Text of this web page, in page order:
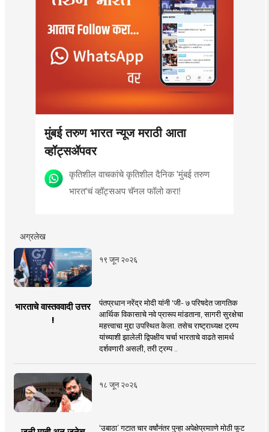
मुंबई तरुण भारत न्यूज मराठी आता
व्हॉट्सॲपवर
कृतिशील वाचकांचे कृतिशील दैनिक 'मुंबई तरुण
भारत'चं व्हॉट्सअप चॅनल फॉलो करा!
अग्रलेख
१९ जून २०२६
भारताचे वास्तववादी उत्तर
!
पंतप्रधान नरेंद्र मोदी यांनी 'जी- ७ परिषदेत जागतिक
आर्थिक विकासाचे नवे प्रारूप मांडताना, सागरी सुरक्षेचा
महत्त्वाचा मुद्दा उपस्थित केला. तसेच राष्ट्राध्यक्ष ट्रम्प
यांच्याशी झालेली द्विपक्षीय चर्चा भारताचे वाढते सामर्थ
दर्शवणारी असली, तरी ट्रम्प ..
१८ जून २०२६
‘उबाठा’ गटात चार वर्षांनंतर पुन्हा अपेक्षेप्रमााणे मोठी फूट